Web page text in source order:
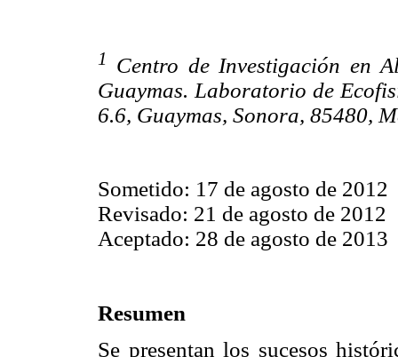
1
Centro de Investigación en
Guaymas. Laboratorio de
6.6, Guaymas, Sonora, 85480,
Sometido: 17 de agosto de 2012
Revisado: 21 de agosto de 2012
Aceptado: 28 de agosto de 2013
Resumen
Se presentan los sucesos